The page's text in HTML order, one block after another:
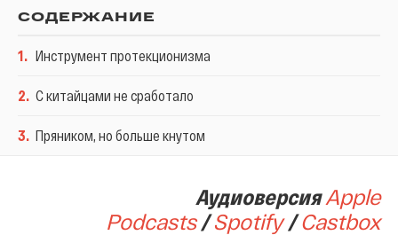
СОДЕРЖАНИЕ
1. Инструмент протекционизма
2. С китайцами не сработало
3. Пряником, но больше кнутом
АудиоверсияApple
Podcasts/Spotify / Сastbox